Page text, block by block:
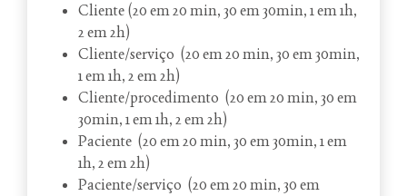
Cliente (20 em 20 min, 30 em 30min, 1 em 1h,
2 em 2h)
Cliente/serviço (20 em 20 min, 30 em 30min,
1 em 1h, 2 em 2h)
Cliente/procedimento (20 em 20 min, 30 em
30min, 1 em 1h, 2 em 2h)
Paciente (20 em 20 min, 30 em 30min, 1 em
1h, 2 em 2h)
Paciente/serviço (20 em 20 min, 30 em